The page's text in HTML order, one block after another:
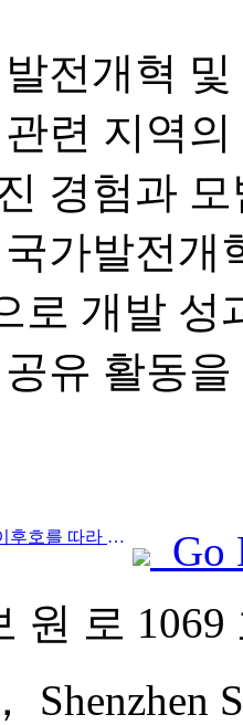
전개혁
련 지역
경험과
가발전개
로 개발 성
유 활동
Prev:저장성 후저우시, 타이후호를 따라 있는 고대 마을이 약 10억 위안을 투자해 개조 및 업그레이드를 시작했습니다.
Go
원 로 1069
Shenzhen